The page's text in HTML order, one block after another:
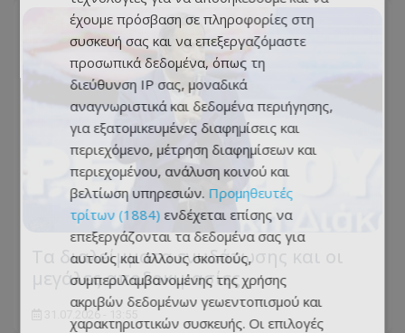
Τα διαλείμματα ενυδάτωσης και οι
μεγάλες αποδοκιμασίες
31.07.2026 - 13:55
έχουμε πρόσβαση σε πληροφορίες στη
συσκευή σας και να επεξεργαζόμαστε
προσωπικά δεδομένα, όπως τη
διεύθυνση IP σας, μοναδικά
αναγνωριστικά και δεδομένα περιήγησης,
για εξατομικευμένες διαφημίσεις και
περιεχόμενο, μέτρηση διαφημίσεων και
περιεχομένου, ανάλυση κοινού και
βελτίωση υπηρεσιών. Προμηθευτές
τρίτων (1884) ενδέχεται επίσης να
επεξεργάζονται τα δεδομένα σας για
αυτούς και άλλους σκοπούς,
συμπεριλαμβανομένης της χρήσης
ακριβών δεδομένων γεωεντοπισμού και
χαρακτηριστικών συσκευής. Οι επιλογές